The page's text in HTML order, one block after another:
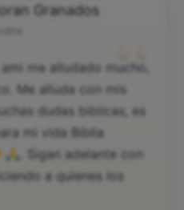
Granados
“
me alludado mucho,
Me alluda con mis
dudas biblicas, es
mi vida Biblia
. Sigan adelante con
a quienes los